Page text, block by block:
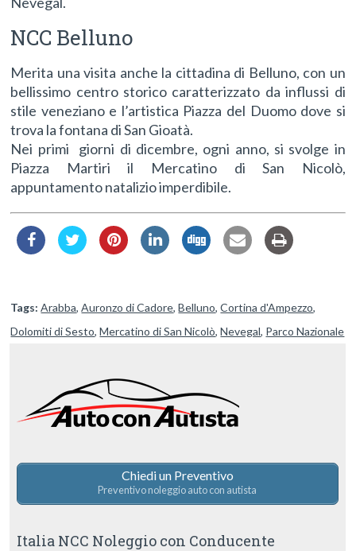
NCC Belluno
Merita una visita anche la cittadina di Belluno, con un
bellissimo centro storico caratterizzato da influssi di
stile veneziano e l’artistica Piazza del Duomo dove si
trova la fontana di San Gioatà.
Nei primi giorni di dicembre, ogni anno, si svolge in
Piazza Martiri il Mercatino di San Nicolò,
appuntamento natalizio imperdibile.
Tags: Arabba,Auronzo di Cadore,Belluno,Cortina d'Ampezzo,
Dolomiti di Sesto,Mercatino di San Nicolò,Nevegal, Parco Nazionale
Passo Sella,Pieve di Cadore
Cadore,Stazione,Stazione Belluno Tre Cime di Lavaredo
Val Badia,Val di Fassa,Val Gardena,Valle di Cadore
Chiedi un Preventivo
Preventivo noleggio auto con autista
Italia NCC Noleggio con Conducente